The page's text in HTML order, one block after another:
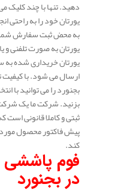
دهید. تنها با چند کلیک
یورتان خود را به راحتی
به محض ثبت سفارش شما
یورتان به صورت تلفنی و
یورتان خریداری شده
ارسال می شود. با
بجنورد را می توانید با
بزنید. شرکت ما یک
ثبتی و کاملا قانونی
پیش فاکتور محصول
کند.
فوم پاششی
در بجنورد